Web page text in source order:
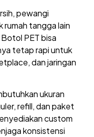
pewangi
rumah tangga lain
PET bisa
tetap rapi untuk
dan jaringan
ukuran
refill, dan paket
custom
konsistensi